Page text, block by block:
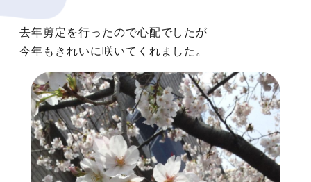
去年剪定を行ったので心配でしたが
今年もきれいに咲いてくれました。